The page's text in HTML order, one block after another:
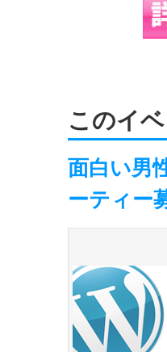
このイ
面白い男
ーティー